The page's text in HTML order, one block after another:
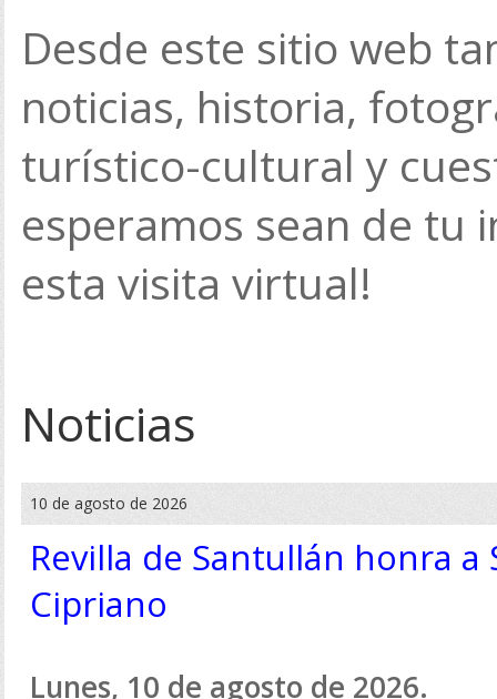
Desde este sitio web
noticias, historia,
turístico-cultural y
esperamos sean de tu
esta visita virtual!
Noticias
10 de agosto de 2026
Revilla de Santullán honra a
Cipriano
Lunes, 10 de agosto de 2026.